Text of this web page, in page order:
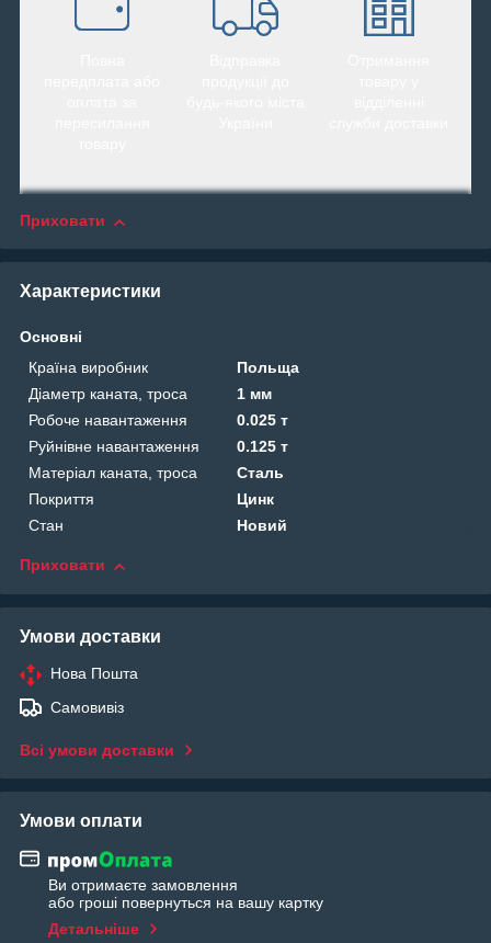
Приховати
Характеристики
Основні
Країна виробник
Польща
Діаметр каната, троса
1 мм
Робоче навантаження
0.025 т
Руйнівне навантаження
0.125 т
Матеріал каната, троса
Сталь
Покриття
Цинк
Стан
Новий
Приховати
Умови доставки
Нова Пошта
Самовивіз
Всі умови доставки
Умови оплати
Ви отримаєте замовлення
або гроші повернуться на вашу картку
Детальніше